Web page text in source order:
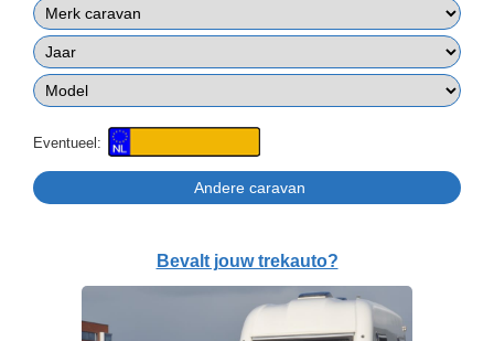
Eventueel:
Bevalt jouw trekauto?